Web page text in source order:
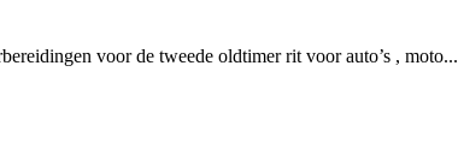
voor de tweede oldtimer rit voor auto’s , moto...